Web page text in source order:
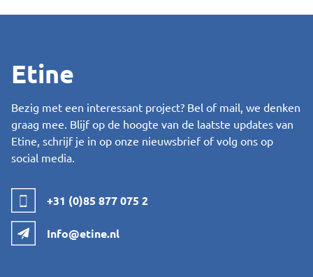
Etine
Bezig met een interessant project? Bel of mail, we denken
graag mee. Blijf op de hoogte van de laatste updates van
Etine, schrijf je in op onze nieuwsbrief of volg ons op
social media.
+31 (0)85 877 075 2
Info@etine.nl